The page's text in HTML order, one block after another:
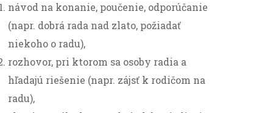
návod na konanie, poučenie, odporúčanie
(napr. dobrá rada nad zlato, požiadať
niekoho o radu),
rozhovor, pri ktorom sa osoby radia a
hľadajú riešenie (napr. zájsť k rodičom na
radu),